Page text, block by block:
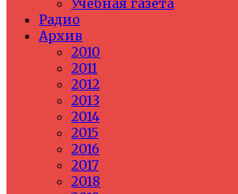
Учебная газета
Радио
Архив
2010
2011
2012
2013
2014
2015
2016
2017
2018